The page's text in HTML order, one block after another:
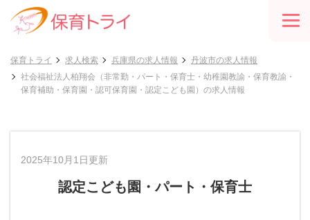
保育トライ 求人検索 兵庫県の求人情報
丹波市の求人情報
社会福祉法人柏翔会（非常勤・パート・保育士・幼稚園教諭・保育教諭・
保育補助・保育園・認可保育園・認定こども園）の求人情報
2025年10月1日更新
認定こども園・パート・保育士